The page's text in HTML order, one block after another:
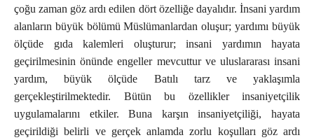
çoğu zaman göz ardı edilen dört özelliğe dayalıdır. İnsani yardım
alanların büyük bölümü Müslümanlardan oluşur; yardımı büyük
ölçüde gıda kalemleri oluşturur; insani yardımın hayata
geçirilmesinin önünde engeller mevcuttur ve uluslararası insani
yardım, büyük ölçüde Batılı tarz ve yaklaşımla
gerçekleştirilmektedir. Bütün bu özellikler insaniyetçilik
uygulamalarını etkiler. Buna karşın insaniyetçiliği, hayata
geçirildiği belirli ve gerçek anlamda zorlu koşulları göz ardı